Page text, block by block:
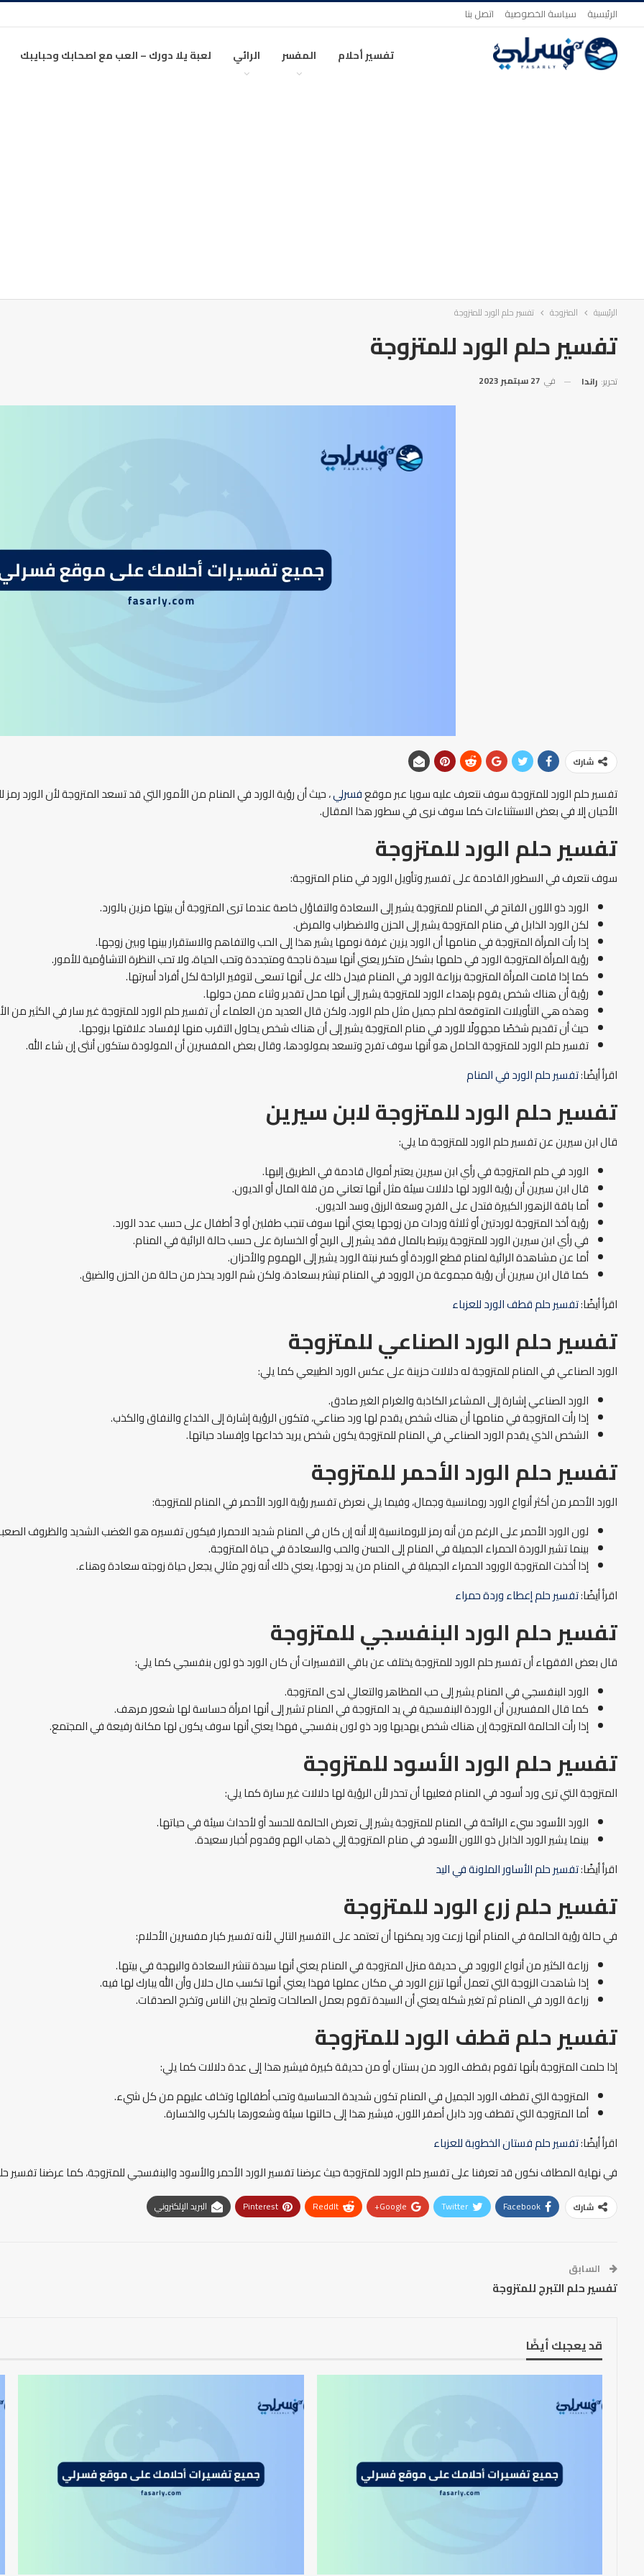
الرئيسية سياسة الخصوصية اتصل بنا
تفسير أحلام المفسر الرائي لعبة يلا دورك – العب مع اصحابك وحبايبك
الرئيسية المتزوجة تفسير حلم الورد للمتزوجة
تفسير حلم الورد للمتزوجة
تحرير: راندا في 27 سبتمبر 2023
شارك
تفسير حلم الورد للمتزوجة سوف نتعرف عليه سويا عبر موقعفسرلي، حيث أن رؤية الورد في المنام من الأمور التي قد تسعد المتزوجة لأن الورد
الأحيان إلا في بعض الاستثناءات كما سوف نرى في سطور هذا المقال.
تفسير حلم الورد للمتزوجة
سوف نتعرف في السطور القادمة على تفسير وتأويل الورد في منام المتزوجة:
الورد ذو اللون الفاتح في المنام للمتزوجة يشير إلى السعادة والتفاؤل خاصة عندما ترى المتزوجة أن بيتها مزين بالورد.
لكن الورد الذابل في منام المتزوجة يشير إلى الحزن والاضطراب والمرض.
إذا رأت المرأة المتزوجة في منامها أن الورد يزين غرفة نومها يشير هذا إلى الحب والتفاهم والاستقرار بينها وبين زوجها.
رؤية المرأة المتزوجة الورد في حلمها بشكل متكرر يعني أنها سيدة ناجحة ومتجددة وتحب الحياة، ولا تحب النظرة التشاؤمية للأمور.
كما إذا قامت المرأة المتزوجة بزراعة الورد في المنام فيدل ذلك على أنها تسعى لتوفير الراحة لكل أفراد أسرتها.
رؤية أن هناك شخص يقوم بإهداء الورد للمتزوجة يشير إلى أنها محل تقدير وثناء ممن حولها.
وهذه هي التأويلات المتوقعة لحلم جميل مثل حلم الورد، ولكن قال العديد من العلماء أن تفسير حلم الورد للمتزوجة غير سار في الكثير من
حيث أن تقديم شخصًا مجهولًا للورد في منام المتزوجة يشير إلى أن هناك شخص يحاول التقرب منها لإفساد علاقتها بزوجها.
تفسير حلم الورد للمتزوجة الحامل هو أنها سوف تفرح وتسعد بمولودها، وقال بعض المفسرين أن المولودة ستكون أنثى إن شاء الله.
اقرأ أيضًا:تفسير حلم الورد في المنام
تفسير حلم الورد للمتزوجة لابن سيرين
قال ابن سيرين عن تفسير حلم الورد للمتزوجة ما يلي:
الورد في حلم المتزوجة في رأي ابن سيرين يعتبر أموال قادمة في الطريق إليها.
قال ابن سيرين أن رؤية الورد لها دلالات سيئة مثل أنها تعاني من قلة المال أو الديون.
أما باقة الزهور الكبيرة فتدل على الفرج وسعة الرزق وسد الديون.
رؤية أخذ المتزوجة لوردتين أو ثلاثة وردات من زوجها يعني أنها سوف تنجب طفلين أو 3 أطفال على حسب عدد الورد.
في رأي ابن سيرين الورد للمتزوجة يرتبط بالمال فقد يشير إلى الربح أو الخسارة على حسب حالة الرائية في المنام.
أما عن مشاهدة الرائية لمنام قطع الوردة أو كسر نبتة الورد يشير إلى الهموم والأحزان.
كما قال ابن سيرين أن رؤية مجموعة من الورود في المنام تبشر بسعادة، ولكن شم الورد يحذر من حالة من الحزن والضيق.
اقرأ أيضًا:تفسير حلم قطف الورد للعزباء
تفسير حلم الورد الصناعي للمتزوجة
الورد الصناعي في المنام للمتزوجة له دلالات حزينة على عكس الورد الطبيعي كما يلي:
الورد الصناعي إشارة إلى المشاعر الكاذبة والغرام الغير صادق.
إذا رأت المتزوجة في منامها أن هناك شخص يقدم لها ورد صناعي، فتكون الرؤية إشارة إلى الخداع والنفاق والكذب.
الشخص الذي يقدم الورد الصناعي في المنام للمتزوجة يكون شخص يريد خداعها وإفساد حياتها.
تفسير حلم الورد الأحمر للمتزوجة
الورد الأحمر من أكثر أنواع الورد رومانسية وجمال، وفيما يلي نعرض تفسير رؤية الورد الأحمر في المنام للمتزوجة:
لون الورد الأحمر على الرغم من أنه رمز للرومانسية إلا أنه إن كان في المنام شديد الاحمرار فيكون تفسيره هو الغضب الشديد والظروف
بينما تشير الوردة الحمراء الجميلة في المنام إلى الحسن والحب والسعادة في حياة المتزوجة.
إذا أخذت المتزوجة الورود الحمراء الجميلة في المنام من يد زوجها، يعني ذلك أنه زوج مثالي يجعل حياة زوجته سعادة وهناء.
اقرأ أيضًا:تفسير حلم إعطاء وردة حمراء
تفسير حلم الورد البنفسجي للمتزوجة
قال بعض الفقهاء أن تفسير حلم الورد للمتزوجة يختلف عن باقي التفسيرات أن كان الورد ذو لون بنفسجي كما يلي:
الورد البنفسجي في المنام يشير إلى حب المظاهر والتعالي لدى المتزوجة.
كما قال المفسرين أن الوردة البنفسجية في يد المتزوجة في المنام تشير إلى أنها امرأة حساسة لها شعور مرهف.
إذا رأت الحالمة المتزوجة إن هناك شخص يهديها ورد ذو لون بنفسجي فهذا يعني أنها سوف يكون لها مكانة رفيعة في المجتمع.
تفسير حلم الورد الأسود للمتزوجة
المتزوجة التي ترى ورد أسود في المنام فعليها أن تحذر لأن الرؤية لها دلالات غير سارة كما يلي:
الورد الأسود سيء الرائحة في المنام للمتزوجة يشير إلى تعرض الحالمة للحسد أو لأحداث سيئة في حياتها.
بينما يشير الورد الذابل ذو اللون الأسود في منام المتزوجة إلي ذهاب الهم وقدوم أخبار سعيدة.
اقرأ أيضًا:تفسير حلم الأساور الملونة في اليد
تفسير حلم زرع الورد للمتزوجة
في حالة رؤية الحالمة في المنام أنها زرعت ورد يمكنها أن تعتمد على التفسير التالي لأنه تفسير كبار مفسرين الأحلام:
زراعة الكثير من أنواع الورود في حديقة منزل المتزوجة في المنام يعني أنها سيدة تنشر السعادة والبهجة في بيتها.
إذا شاهدت الزوجة التي تعمل أنها تزرع الورد في مكان عملها فهذا يعني أنها تكسب مال حلال وأن الله يبارك لها فيه.
زراعة الورد في المنام ثم تغير شكله يعني أن السيدة تقوم بعمل الصالحات وتصلح بين الناس وتخرج الصدقات.
تفسير حلم قطف الورد للمتزوجة
إذا حلمت المتزوجة بأنها تقوم بقطف الورد من بستان أو من حديقة كبيرة فيشير هذا إلى عدة دلالات كما يلي:
المتزوجة التي تقطف الورد الجميل في المنام تكون شديدة الحساسية وتحب أطفالها وتخاف عليهم من كل شيء.
أما المتزوجة التي تقطف ورد ذابل أصفر اللون، فيشير هذا إلى حالتها سيئة وشعورها بالكرب والخسارة.
اقرأ أيضًا:تفسير حلم فستان الخطوبة للعزباء
في نهاية المطاف نكون قد تعرفنا على تفسير حلم الورد للمتزوجة حيث عرضنا تفسير الورد الأحمر والأسود والبنفسجي للمتزوجة، كما عرضنا تفسير
شارك Facebook
Twitter
Google+
ReddIt
Pinterest البريد الإلكتروني
السابق
تفسير حلم التبرج للمتزوجة
قد يعجبك أيضًا